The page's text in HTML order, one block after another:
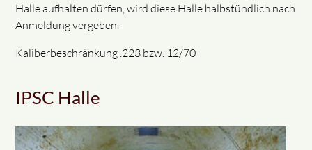
Halle aufhalten dürfen, wird diese Halle halbstündlich nach
Anmeldung vergeben.
Kaliberbeschränkung .223 bzw. 12/70
IPSC Halle